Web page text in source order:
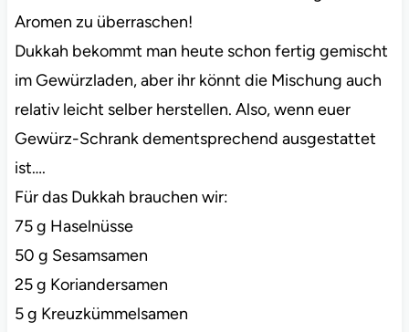
Aromen zu überraschen!
Dukkah bekommt man heute schon fertig gemischt
im Gewürzladen, aber ihr könnt die Mischung auch
relativ leicht selber herstellen. Also, wenn euer
Gewürz-Schrank dementsprechend ausgestattet
ist….
Für das Dukkah brauchen wir:
75 g Haselnüsse
50 g Sesamsamen
25 g Koriandersamen
5 g Kreuzkümmelsamen